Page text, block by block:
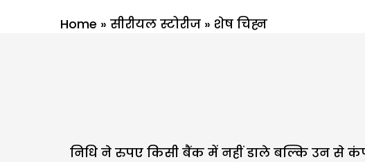
Home » सीरीयल स्टोरीज » शेष चिह्न
निधि ने रुपए किसी बैंक में नहीं डाले बल्कि उन से